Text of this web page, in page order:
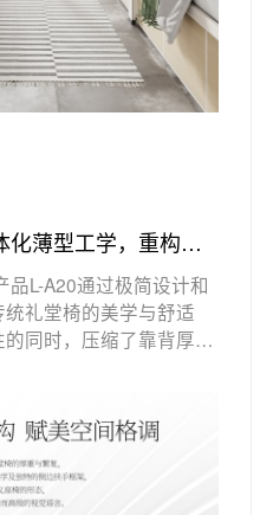
薄型工学，重构场
L-A20通过极简设计和
礼堂椅的美学与舒适
同时，压缩了靠背厚
场地坪效。L-A20还配
腻的边缘设计确保使用
计贴合人体脊柱，提供
外，产品提供多种色彩
格，展现高端与活力的